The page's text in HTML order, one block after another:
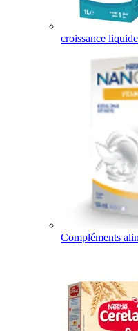
croissance liquide
Compléments